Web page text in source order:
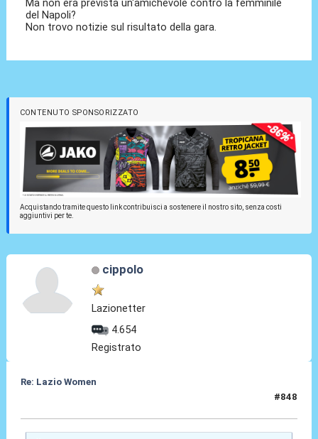
Ma non era prevista un'amichevole contro la femminile
del Napoli?
Non trovo notizie sul risultato della gara.
CONTENUTO SPONSORIZZATO
Acquistando tramite questo link contribuisci a sostenere il nostro sito, senza costi
aggiuntivi per te.
cippolo
Lazionetter
4.654
Registrato
Re: Lazio Women
#848